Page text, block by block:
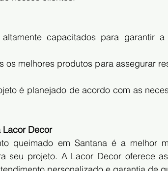
capacitados para garantir a
os melhores produtos para assegurar
é planejado de acordo com as
Lacor Decor
queimado em Santana é a melhor
seu projeto. A Lacor Decor oferece